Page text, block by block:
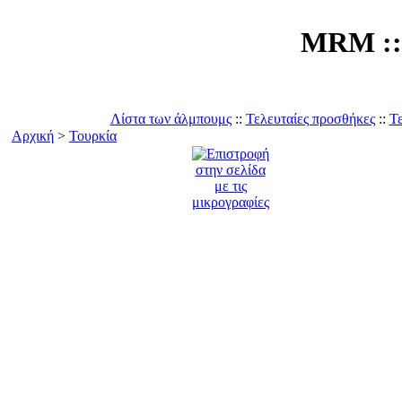
MRM
Λίστα των άλμπουμς:: Τελευταίες προσθήκες::
Αρχική > Τουρκία